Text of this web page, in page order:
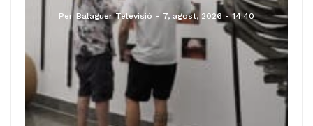
Per Balaguer Televisió 7, agost, 2026 - 14:40